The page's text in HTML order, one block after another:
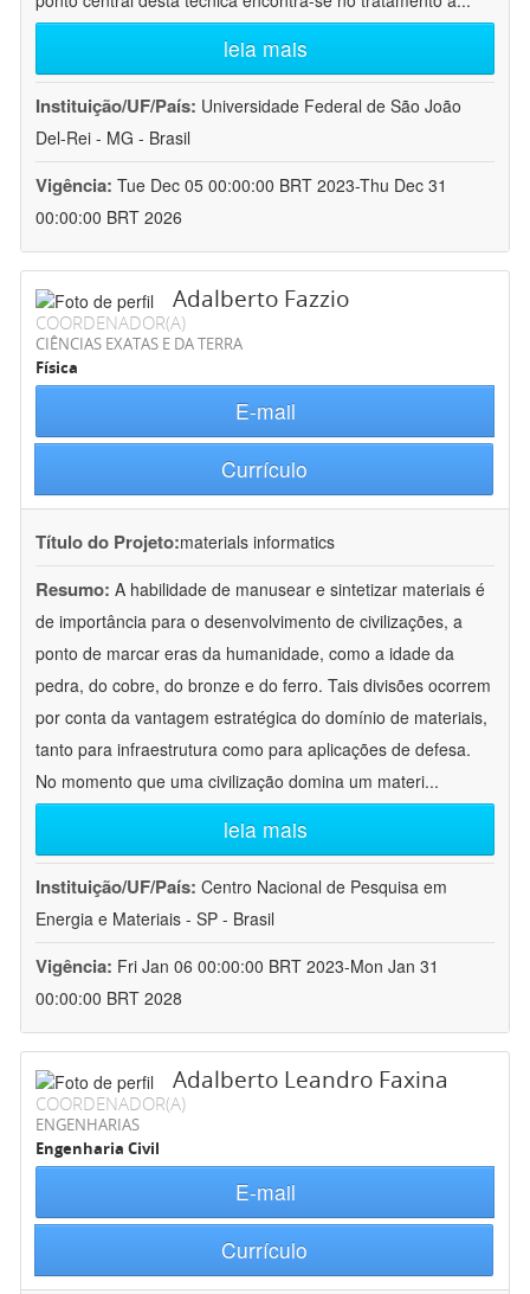
leia mais
Instituição/UF/País: Universidade Federal de São João
Del-Rei - MG - Brasil
Vigência: Tue Dec 05 00:00:00 BRT 2023-Thu Dec 31
00:00:00 BRT 2026
Adalberto Fazzio
COORDENADOR(A)
CIÊNCIAS EXATAS E DA TERRA
Física
E-mail
Currículo
Título do Projeto:materials informatics
Resumo: A habilidade de manusear e sintetizar materiais é
de importância para o desenvolvimento de civilizações, a
ponto de marcar eras da humanidade, como a idade da
pedra, do cobre, do bronze e do ferro. Tais divisões ocorrem
por conta da vantagem estratégica do domínio de materiais,
tanto para infraestrutura como para aplicações de defesa.
No momento que uma civilização domina um materi...
leia mais
Instituição/UF/País: Centro Nacional de Pesquisa em
Energia e Materiais - SP - Brasil
Vigência: Fri Jan 06 00:00:00 BRT 2023-Mon Jan 31
00:00:00 BRT 2028
Adalberto Leandro Faxina
COORDENADOR(A)
ENGENHARIAS
Engenharia Civil
E-mail
Currículo